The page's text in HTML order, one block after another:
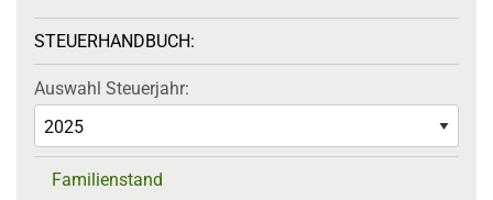
STEUERHANDBUCH:
Auswahl Steuerjahr:
Familienstand